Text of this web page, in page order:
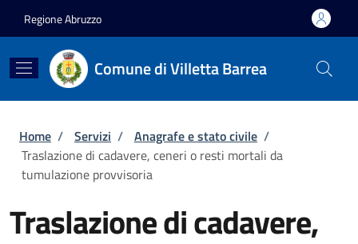
Regione Abruzzo
Comune di Villetta Barrea
Briciole di pane
Home / Servizi / Anagrafe e stato civile /
Traslazione di cadavere, ceneri o resti mortali da
tumulazione provvisoria
Traslazione di cadavere,